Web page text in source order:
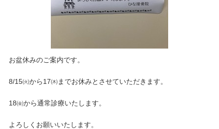
お盆休みのご案内です。
8/15㈫から17㈭までお休みとさせていただきます。
18㈮から通常診療いたします。
よろしくお願いいたします。